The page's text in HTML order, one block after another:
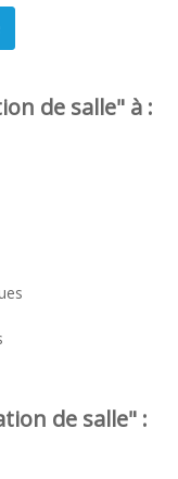
de salle" à :
de salle" :